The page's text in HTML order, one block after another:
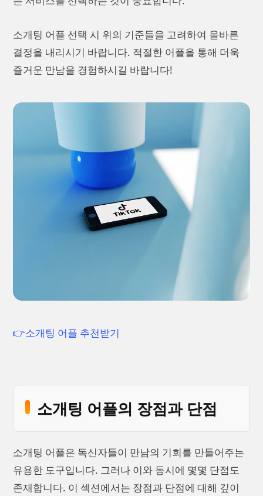
소개팅 어플 선택 시 위의 기준들을 고려하여 올바른
결정을 내리시기 바랍니다. 적절한 어플을 통해 더욱
즐거운 만남을 경험하시길 바랍니다!
👉소개팅 어플 추천받기
소개팅 어플의 장점과 단점
소개팅 어플은 독신자들이 만남의 기회를 만들어주는
유용한 도구입니다. 그러나 이와 동시에 몇몇 단점도
존재합니다. 이 섹션에서는 장점과 단점에 대해 깊이